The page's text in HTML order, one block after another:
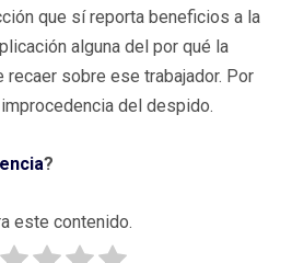
que sí reporta beneficios a la
alguna del por qué la
sobre ese trabajador. Por
del despido.
?
este contenido.